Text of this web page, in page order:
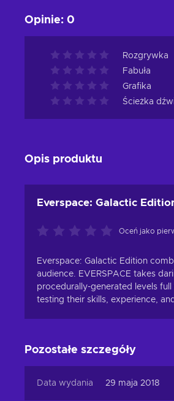
Opinie: 0
Rozgrywka
Fabuła
Grafika
Ścieżka
Opis produktu
Everspace: Galactic
Oceń jako
Everspace: Galactic Edition
audience. EVERSPACE takes
procedurally-generated levels
testing their skills, experience,
Pozostałe szczegóły
Data wydania 29 maja 2018